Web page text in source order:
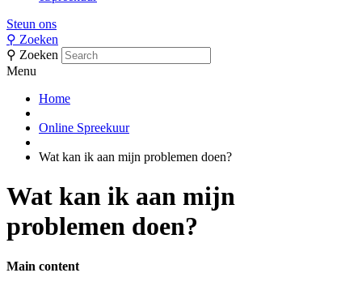
Steun ons
⚲ Zoeken
⚲ Zoeken
Menu
Home
Online Spreekuur
Wat kan ik aan mijn problemen doen?
Wat kan ik aan mijn
problemen doen?
Main content